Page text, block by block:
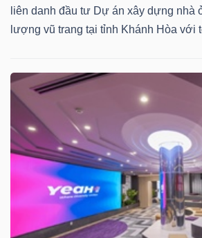
liên danh đầu tư Dự án xây dựng nhà
lượng vũ trang tại tỉnh Khánh Hòa với
ĐỘNG
SẢN
chứng
khoán
(-)
Tất cả Cổ phiếu Chỉ số
Lãnh
đạo
(-)